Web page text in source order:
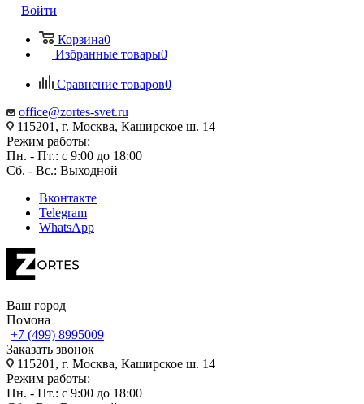
Войти
Корзина0
Избранные товары0
Сравнение товаров0
office@zortes-svet.ru
115201, г. Москва, Каширское ш. 14
Режим работы:
Пн. - Пт.: с 9:00 до 18:00
Сб. - Вс.: Выходной
Вконтакте
Telegram
WhatsApp
Ваш город
Помона
+7 (499) 8995009
Заказать звонок
115201, г. Москва, Каширское ш. 14
Режим работы:
Пн. - Пт.: с 9:00 до 18:00